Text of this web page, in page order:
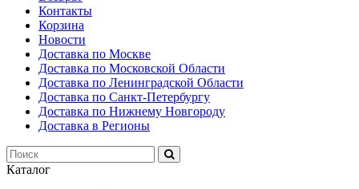
Контакты
Корзина
Новости
Доставка по Москве
Доставка по Московской Области
Доставка по Ленинградской Области
Доставка по Санкт-Петербургу
Доставка по Нижнему Новгороду
Доставка в Регионы
Каталог